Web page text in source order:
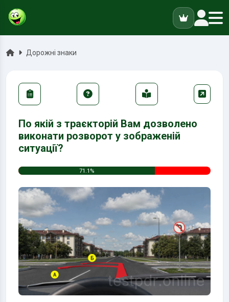
ГоловнаДорожні знаки
По якій з траєкторій Вам дозволено
виконати розворот у зображеній
ситуації?
71.1%